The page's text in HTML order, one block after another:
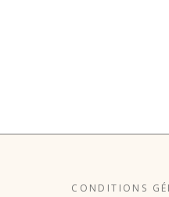
CONDITIONS